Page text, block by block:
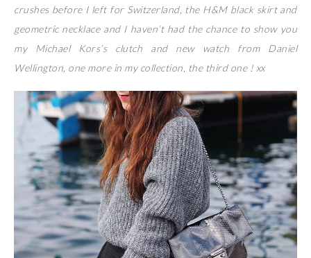
crushes before I left for Switzerland, the H&M black skirt and
geometric necklace and I haven’t had the chance to show you
my Michael Kors’s clutch and new watch from Daniel
Wellington, one more in my collection, the third one ! xx